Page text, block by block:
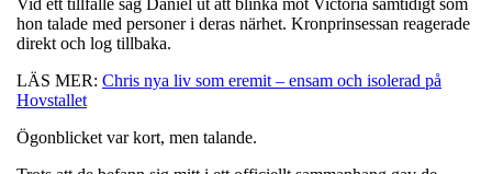
hon talade med personer i deras närhet. Kronprinsessan reagerade
direkt och log tillbaka.
LÄS MER: Chris nya liv som eremit – ensam och isolerad på
Hovstallet
Ögonblicket var kort, men talande.